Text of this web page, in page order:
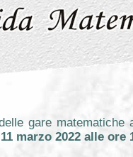
gare
marzo 2022 alle ore